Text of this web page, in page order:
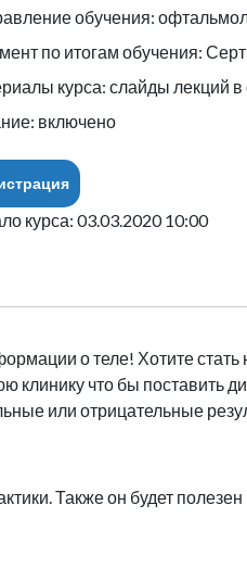
обучения:
по итогам обучения:
курса: слайды лекций
включено
курса: 03.03.2020 10:00
о теле! Хотите
что бы поставить
или отрицательные
Также он будет